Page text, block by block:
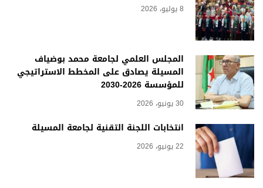
8 يوليو، 2026
المجلس العلمي لجامعة محمد بوضياف
المسيلة يصادق على المخطط الاستراتيجي
للمؤسسة 2026-2030
30 يونيو، 2026
انتخابات اللجنة التقنية لجامعة المسيلة
22 يونيو، 2026